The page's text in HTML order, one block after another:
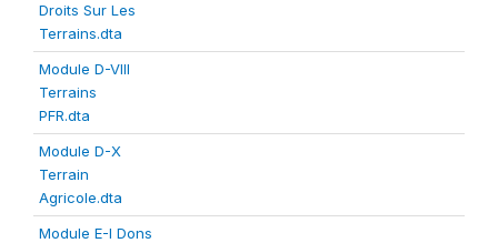
Droits Sur Les
Terrains.dta
Module D-VIII
Terrains
PFR.dta
Module D-X
Terrain
Agricole.dta
Module E-I Dons